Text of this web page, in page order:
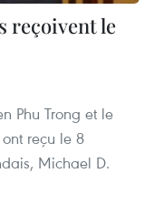
reçoivent le
Phu Trong et le
reçu le 8
Michael D.